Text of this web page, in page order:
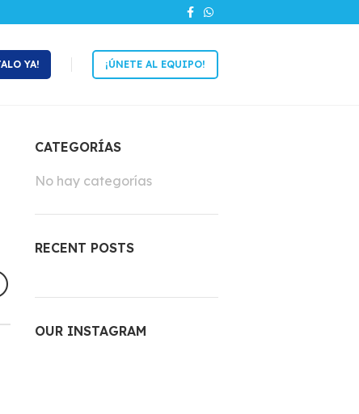
YA! ¡ÚNETE AL EQUIPO!
CATEGORÍAS
No hay categorías
RECENT POSTS
OUR INSTAGRAM